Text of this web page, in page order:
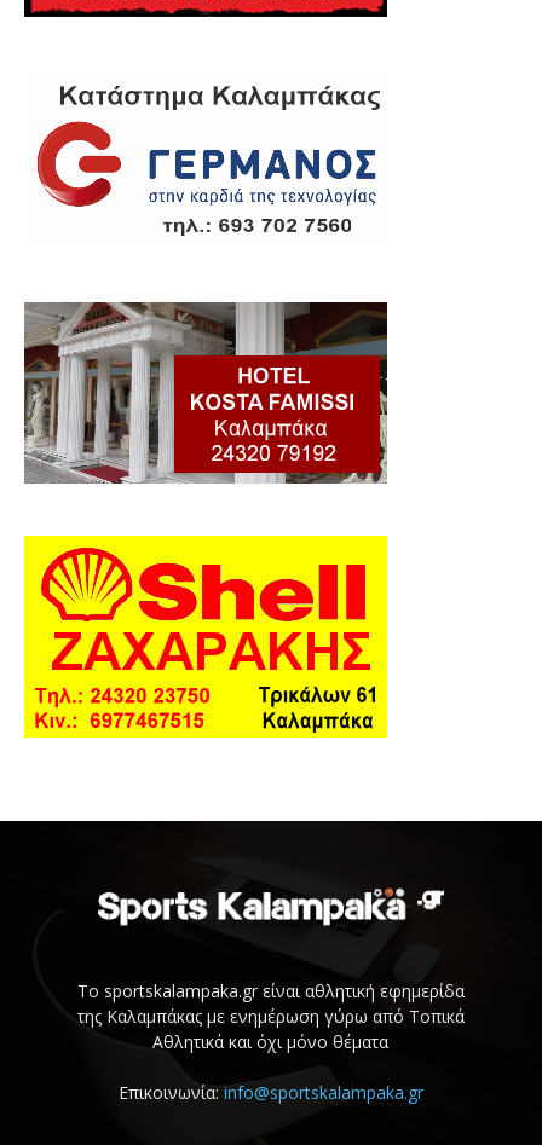
Το sportskalampaka.gr είναι αθλητική εφημερίδα
της Καλαμπάκας με ενημέρωση γύρω από Τοπικά
Αθλητικά και όχι μόνο θέματα
Επικοινωνία: info@sportskalampaka.gr